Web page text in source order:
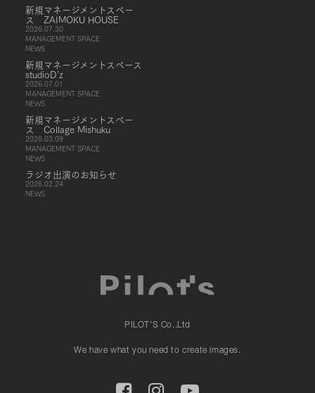
新規マネージメントスペー
ス ZAIMOKU HOUSE
2026.07.30
MANAGEMENT SPACE
NEWS
新規マネージメントスペース
studioD’z
2026.07.01
MANAGEMENT SPACE
NEWS
新規マネージメントスペー
ス Collage Mishuku
2026.03.09
MANAGEMENT SPACE
NEWS
ラジオ出演のお知らせ
2026.02.24
NEWS
PILOT'S Co.,Ltd
We have what you need to create images.